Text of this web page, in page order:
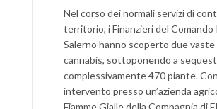
Nel corso dei normali servizi di
territorio, i Finanzieri del Comando
Salerno hanno scoperto due
cannabis, sottoponendo a
complessivamente 470 piante.
intervento presso un’azienda